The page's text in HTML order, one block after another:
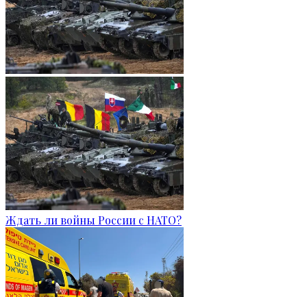
Ждать ли войны России с НАТО?